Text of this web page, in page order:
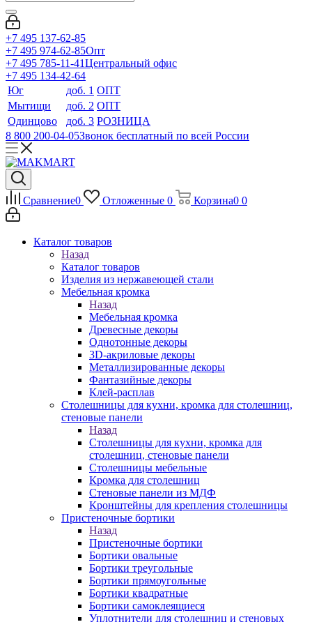
+7 495 137-62-85
+7 495 974-62-85Опт
+7 495 785-11-41Центральный офис
+7 495 134-42-64
Юг
доб. 1 ОПТ
Мытищи
доб. 2 ОПТ
Одинцово
доб. 3 РОЗНИЦА
8 800 200-04-05Звонок бесплатный по всей России
Сравнение0 Отложенные 0 Корзина0 0
Каталог товаров
Назад
Каталог товаров
Изделия из нержавеющей стали
Мебельная кромка
Назад
Мебельная кромка
Древесные декоры
Однотонные декоры
3D-акриловые декоры
Металлизированные декоры
Фантазийные декоры
Клей-расплав
Столешницы для кухни, кромка для столешниц,
стеновые панели
Назад
Столешницы для кухни, кромка для
столешниц, стеновые панели
Столешницы мебельные
Кромка для столешниц
Стеновые панели из МДФ
Кронштейны для крепления столешницы
Пристеночные бортики
Назад
Пристеночные бортики
Бортики овальные
Бортики треугольные
Бортики прямоугольные
Бортики квадратные
Бортики самоклеящиеся
Уплотнители для столешниц и стеновых